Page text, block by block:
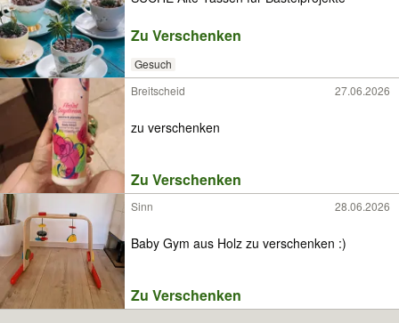
Zu Verschenken
Gesuch
Breitscheid
27.06.2026
zu verschenken
Zu Verschenken
Sinn 28.06.2026
Baby Gym aus Holz zu verschenken :)
Zu Verschenken